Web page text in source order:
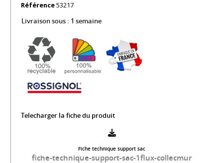
Référence53217
Livraison sous : 1 semaine
Telecharger la fiche du produit
Fiche technique support sac
fiche-technique-support-sac-1flux-collecmur